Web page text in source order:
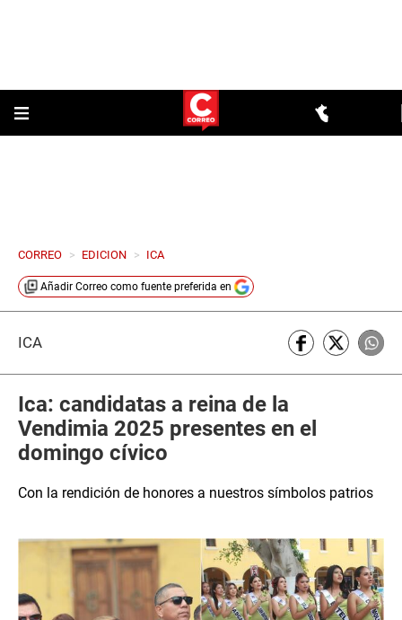
CORREO > EDICION > ICA
Añadir Correo como fuente preferida en
ICA
Ica: candidatas a reina de la
Vendimia 2025 presentes en el
domingo cívico
Con la rendición de honores a nuestros símbolos patrios